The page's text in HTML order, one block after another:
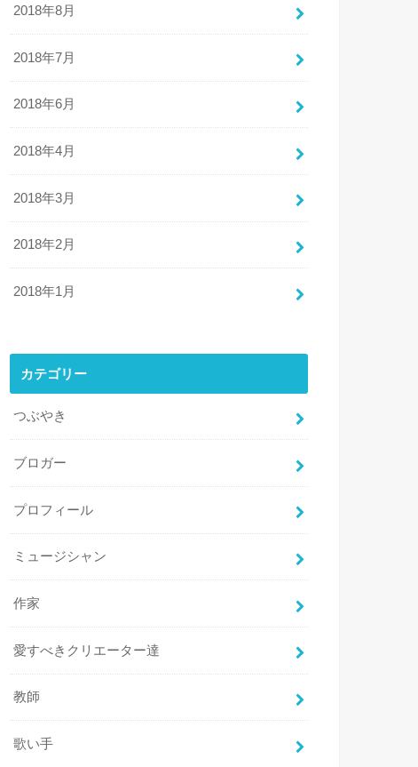
2018年8月
2018年7月
2018年6月
2018年4月
2018年3月
2018年2月
2018年1月
カテゴリー
つぶやき
ブロガー
プロフィール
ミュージシャン
作家
愛すべきクリエーター達
教師
歌い手